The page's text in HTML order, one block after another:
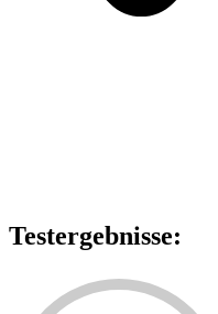
Testergebnisse: